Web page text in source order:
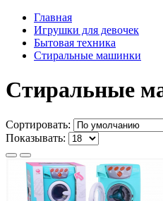
Главная
Игрушки для девочек
Бытовая техника
Стиральные машинки
Стиральные
Сортировать:
Показывать: